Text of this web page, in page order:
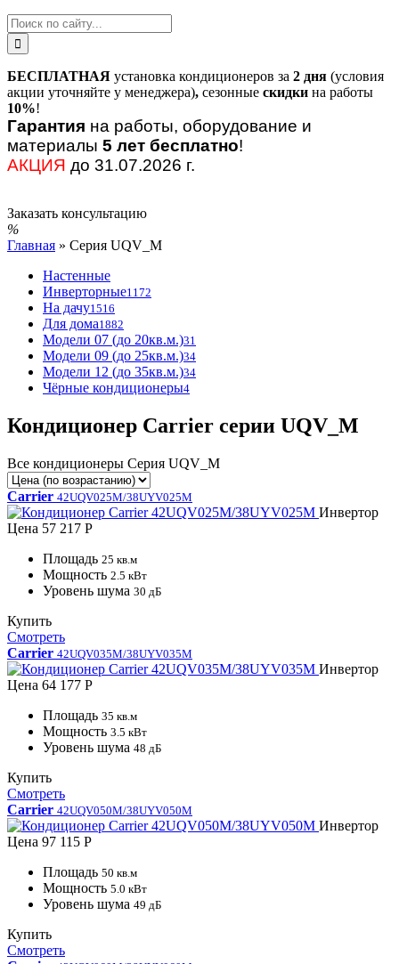
БЕСПЛАТНАЯ установка кондиционеров за 2 дня (условия
акции уточняйте у менеджера), сезонные скидки на работы
10%!
Гарантия на работы, оборудование и
материалы 5 лет бесплатно!
АКЦИЯ до 31.07.2026 г.
Заказать консультацию
Главная » Серия UQV_M
Настенные
Инверторные1172
На дачу1516
Для дома1882
Модели 07 (до 20кв.м.)31
Модели 09 (до 25кв.м.)34
Модели 12 (до 35кв.м.)34
Чёрные кондиционеры4
Кондиционер Carrier серии UQV_M
Все кондиционеры Серия UQV_M
Carrier 42UQV025M/38UYV025M
Инвертор
Цена 57 217 Р
Площадь 25 кв.м
Мощность 2.5 кВт
Уровень шума 30 дБ
Купить
Смотреть
Carrier 42UQV035M/38UYV035M
Инвертор
Цена 64 177 Р
Площадь 35 кв.м
Мощность 3.5 кВт
Уровень шума 48 дБ
Купить
Смотреть
Carrier 42UQV050M/38UYV050M
Инвертор
Цена 97 115 Р
Площадь 50 кв.м
Мощность 5.0 кВт
Уровень шума 49 дБ
Купить
Смотреть